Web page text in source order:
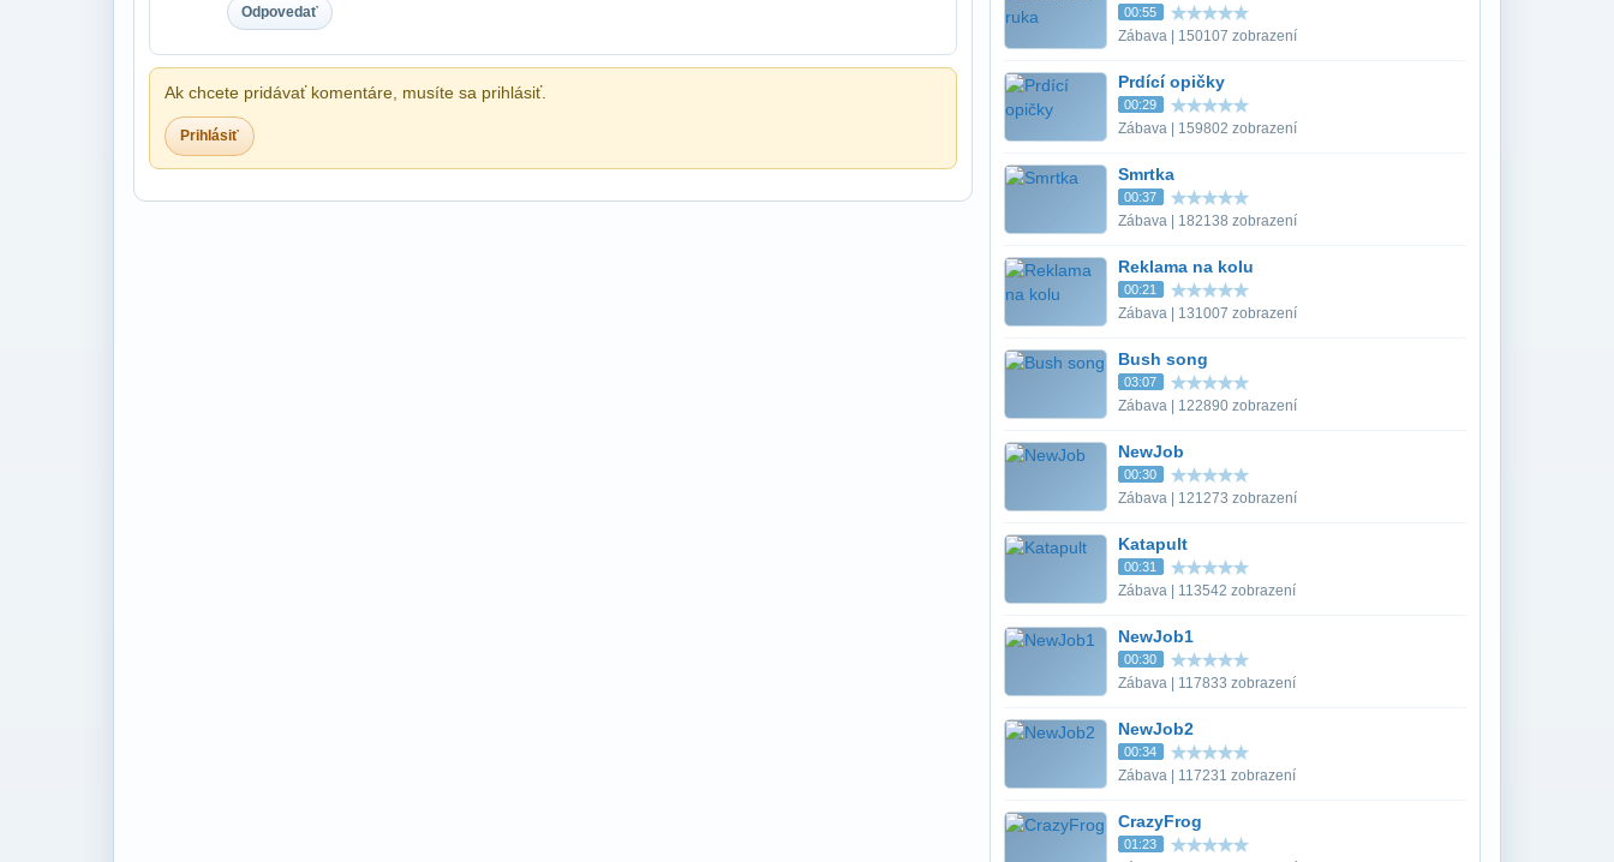
Odpovedať
Ak chcete pridávať komentáre, musíte sa prihlásiť.
Prihlásiť
00:55
Zábava | 150107 zobrazení
Prdící opičky
00:29
Zábava | 159802 zobrazení
Smrtka
00:37
Zábava | 182138 zobrazení
Reklama na kolu
00:21
Zábava | 131007 zobrazení
Bush song
03:07
Zábava | 122890 zobrazení
NewJob
00:30
Zábava | 121273 zobrazení
Katapult
00:31
Zábava | 113542 zobrazení
NewJob1
00:30
Zábava | 117833 zobrazení
NewJob2
00:34
Zábava | 117231 zobrazení
CrazyFrog
01:23